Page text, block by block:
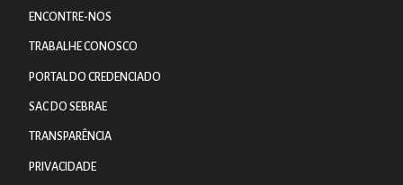
ENCONTRE-NOS
TRABALHE CONOSCO
PORTAL DO CREDENCIADO
SAC DO SEBRAE
TRANSPARÊNCIA
PRIVACIDADE